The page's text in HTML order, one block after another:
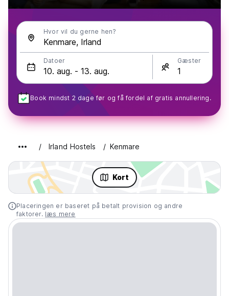
Hvor vil du gerne hen?
Datoer Gæster
Book mindst 2 dage før og få fordel af gratis annullering.
Irland Hostels Kenmare
Kort
Placeringen er baseret på betalt provision og andre
faktorer. læs mere